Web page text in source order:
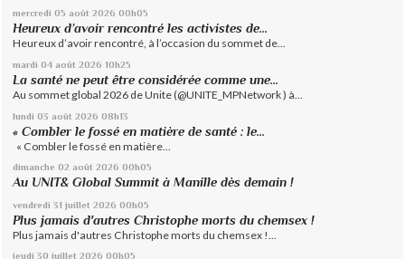
mercredi 05 août 2026 00h05
Heureux d’avoir rencontré les activistes de...
Heureux d’avoir rencontré, à l’occasion du sommet de...
mardi 04 août 2026 10h25
La santé ne peut être considérée comme une...
Au sommet global 2026 de Unite (@UNITE_MPNetwork ) à...
lundi 03 août 2026 08h13
« Combler le fossé en matière de santé : le...
« Combler le fossé en matière...
dimanche 02 août 2026 00h05
Au UNIT& Global Summit à Manille dès demain !
vendredi 31 juillet 2026 00h05
Plus jamais d'autres Christophe morts du chemsex !
Plus jamais d'autres Christophe morts du chemsex !...
jeudi 30 juillet 2026 00h05